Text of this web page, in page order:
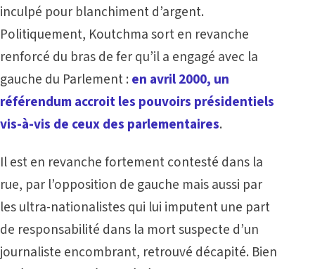
inculpé pour blanchiment d’argent.
Politiquement, Koutchma sort en revanche
renforcé du bras de fer qu’il a engagé avec la
gauche du Parlement : en avril 2000, un
référendum accroit les pouvoirs présidentiels
vis-à-vis de ceux des parlementaires.
Il est en revanche fortement contesté dans la
rue, par l’opposition de gauche mais aussi par
les ultra-nationalistes qui lui imputent une part
de responsabilité dans la mort suspecte d’un
journaliste encombrant, retrouvé décapité. Bien